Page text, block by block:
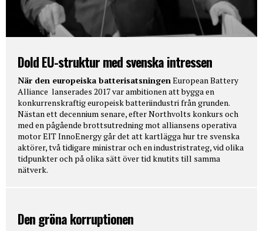
Dold EU-struktur med svenska intressen
När den europeiska batterisatsningenEuropean Battery
Alliance lanserades 2017 var ambitionen att bygga en
konkurrenskraftig europeisk batteriindustri från grunden.
Nästan ett decennium senare, efter Northvolts konkurs och
med en pågående brottsutredning mot alliansens operativa
motor EIT InnoEnergy går det att kartlägga hur tre svenska
aktörer, två tidigare ministrar och en industristrateg, vid olika
tidpunkter och på olika sätt över tid knutits till samma
nätverk.
Den gröna korruptionen